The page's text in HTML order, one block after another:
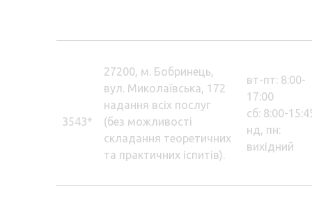
3543*
27200, м. Бобринець,
вул. Миколаївська, 172
надання всіх послуг
(без можливості
складання теоретичних
та практичних іспитів).
вт-пт: 8:00-
17:00
сб: 8:00-
нд, пн:
вихідний